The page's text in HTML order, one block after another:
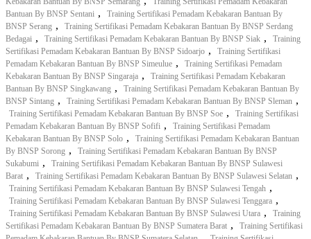
Bantuan By BNSP Sentani ,
Training Sertifikasi Pemadam Kebakaran Bantuan By
BNSP Serang ,
Training Sertifikasi Pemadam Kebakaran Bantuan By BNSP Serdang
Bedagai , Training Sertifikasi Pemadam Kebakaran Bantuan By BNSP Siak ,
Training
Sertifikasi Pemadam Kebakaran Bantuan By BNSP Sidoarjo ,
Training Sertifikasi
Pemadam Kebakaran Bantuan By BNSP Simeulue ,
Training Sertifikasi Pemadam
Kebakaran Bantuan By BNSP Singaraja ,
Training Sertifikasi Pemadam Kebakaran
Bantuan By BNSP Singkawang ,
Training Sertifikasi Pemadam Kebakaran Bantuan By
BNSP Sintang , Training Sertifikasi Pemadam Kebakaran Bantuan By BNSP Sleman ,
Training Sertifikasi Pemadam Kebakaran Bantuan By BNSP Soe ,
Training Sertifikasi
Pemadam Kebakaran Bantuan By BNSP Sofifi ,
Training Sertifikasi Pemadam
Kebakaran Bantuan By BNSP Solo ,
Training Sertifikasi Pemadam Kebakaran Bantuan
By BNSP Sorong ,
Training Sertifikasi Pemadam Kebakaran Bantuan By BNSP
Sukabumi ,
Training Sertifikasi Pemadam Kebakaran Bantuan By BNSP Sulawesi
Barat , Training Sertifikasi Pemadam Kebakaran Bantuan By BNSP Sulawesi Selatan ,
Training Sertifikasi Pemadam Kebakaran Bantuan By BNSP Sulawesi Tengah ,
Training Sertifikasi Pemadam Kebakaran Bantuan By BNSP Sulawesi Tenggara ,
Training Sertifikasi Pemadam Kebakaran Bantuan By BNSP Sulawesi Utara ,
Training
Sertifikasi Pemadam Kebakaran Bantuan By BNSP Sumatera Barat ,
Training Sertifikasi